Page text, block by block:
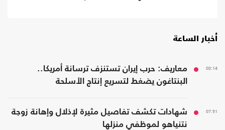
أخبار الساعة
08:14
معاريف: حرب إيران تستنزف ترسانة أمريكا..
البنتاغون يضغط لتسريع إنتاج الأسلحة
07:51
شهادات تكشف تفاصيل مثيرة لإذلال وإهانة زوجة
نتنياهو لموظفي منزلها